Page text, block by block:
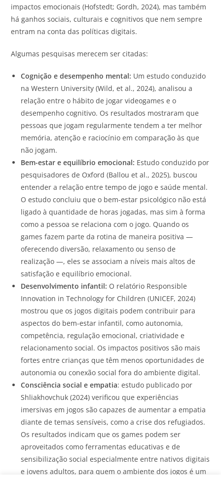
impactos emocionais (Hofstedt; Gordh, 2024), mas também
há ganhos sociais, culturais e cognitivos que nem sempre
entram na conta das políticas digitais.
Algumas pesquisas merecem ser citadas:
Cognição e desempenho mental: Um estudo conduzido
na Western University (Wild, et al., 2024), analisou a
relação entre o hábito de jogar videogames e o
desempenho cognitivo. Os resultados mostraram que
pessoas que jogam regularmente tendem a ter melhor
memória, atenção e raciocínio em comparação às que
não jogam.
Bem-estar e equilíbrio emocional: Estudo conduzido por
pesquisadores de Oxford (Ballou et al., 2025), buscou
entender a relação entre tempo de jogo e saúde mental.
O estudo concluiu que o bem-estar psicológico não está
ligado à quantidade de horas jogadas, mas sim à forma
como a pessoa se relaciona com o jogo. Quando os
games fazem parte da rotina de maneira positiva —
oferecendo diversão, relaxamento ou senso de
realização —, eles se associam a níveis mais altos de
satisfação e equilíbrio emocional.
Desenvolvimento infantil: O relatório Responsible
Innovation in Technology for Children (UNICEF, 2024)
mostrou que os jogos digitais podem contribuir para
aspectos do bem-estar infantil, como autonomia,
competência, regulação emocional, criatividade e
relacionamento social. Os impactos positivos são mais
fortes entre crianças que têm menos oportunidades de
autonomia ou conexão social fora do ambiente digital.
Consciência social e empatia: estudo publicado por
Shliakhovchuk (2024) verificou que experiências
imersivas em jogos são capazes de aumentar a empatia
diante de temas sensíveis, como a crise dos refugiados.
Os resultados indicam que os games podem ser
aproveitados como ferramentas educativas e de
sensibilização social especialmente entre nativos digitais
e jovens adultos, para quem o ambiente dos jogos é um